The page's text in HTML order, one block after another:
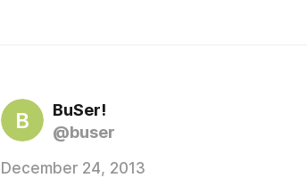
B
BuSer!
@buser
December 24, 2013